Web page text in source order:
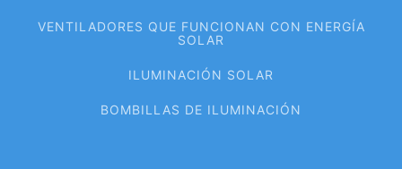
VENTILADORES QUE FUNCIONAN CON ENERGÍA
SOLAR
ILUMINACIÓN SOLAR
BOMBILLAS DE ILUMINACIÓN